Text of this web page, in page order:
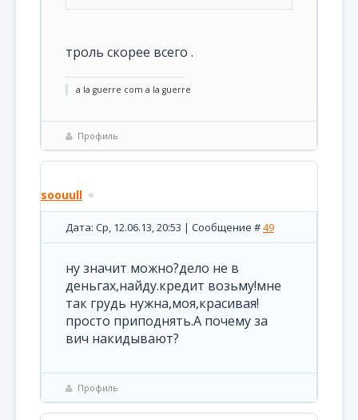
троль скорее всего .
a la guerre com a la guerre
Профиль
soouull
Дата: Ср, 12.06.13, 20:53 | Сообщение #49
ну значит можно?дело не в
деньгах,найду.кредит возьму!мне
так грудь нужна,моя,красивая!
просто приподнять.А почему за
вич накидывают?
Профиль